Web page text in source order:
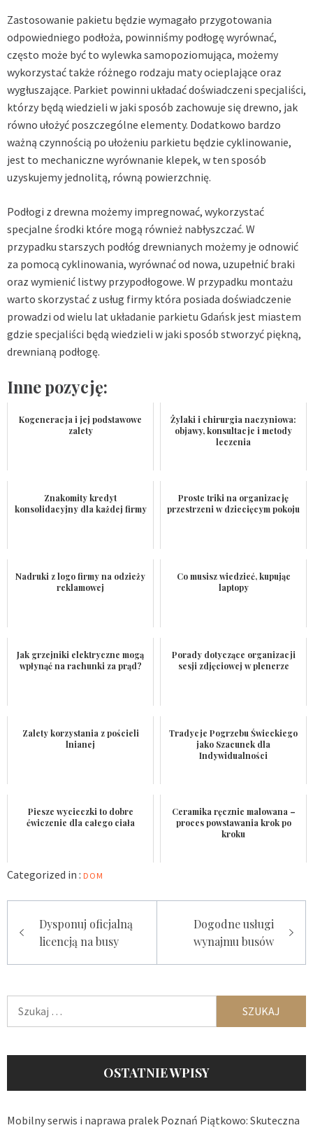
Zastosowanie pakietu będzie wymagało przygotowania
odpowiedniego podłoża, powinniśmy podłogę wyrównać,
często może być to wylewka samopoziomująca, możemy
wykorzystać także różnego rodzaju maty ocieplające oraz
wygłuszające. Parkiet powinni układać doświadczeni specjaliści,
którzy będą wiedzieli w jaki sposób zachowuje się drewno, jak
równo ułożyć poszczególne elementy. Dodatkowo bardzo
ważną czynnością po ułożeniu parkietu będzie cyklinowanie,
jest to mechaniczne wyrównanie klepek, w ten sposób
uzyskujemy jednolitą, równą powierzchnię.
Podłogi z drewna możemy impregnować, wykorzystać
specjalne środki które mogą również nabłyszczać. W
przypadku starszych podłóg drewnianych możemy je odnowić
za pomocą cyklinowania, wyrównać od nowa, uzupełnić braki
oraz wymienić listwy przypodłogowe. W przypadku montażu
warto skorzystać z usług firmy która posiada doświadczenie
prowadzi od wielu lat układanie parkietu Gdańsk jest miastem
gdzie specjaliści będą wiedzieli w jaki sposób stworzyć piękną,
drewnianą podłogę.
Inne pozycję:
Kogeneracja i jej podstawowe
zalety
Żylaki i chirurgia naczyniowa:
objawy, konsultacje i metody
leczenia
Znakomity kredyt
konsolidacyjny dla każdej firmy
Proste triki na organizację
przestrzeni w dziecięcym pokoju
Nadruki z logo firmy na odzieży
reklamowej
Co musisz wiedzieć, kupując
laptopy
Jak grzejniki elektryczne mogą
wpłynąć na rachunki za prąd?
Porady dotyczące organizacji
sesji zdjęciowej w plenerze
Zalety korzystania z pościeli
lnianej
Tradycje Pogrzebu Świeckiego
jako Szacunek dla
Indywidualności
Piesze wycieczki to dobre
ćwiczenie dla całego ciała
Ceramika ręcznie malowana –
proces powstawania krok po
kroku
Categorized in : DOM
wpisuDysponuj oficjalną
licencją na busy
Dogodne usługi
wynajmu busów
Szukaj:
OSTATNIE WPISY
Mobilny serwis i naprawa pralek Poznań Piątkowo: Skuteczna